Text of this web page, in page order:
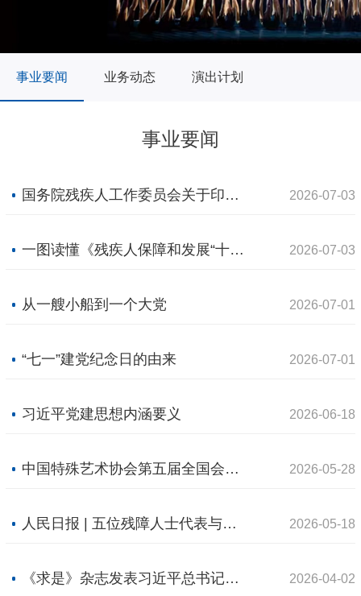
事业要闻 业务动态 演出计划
事业要闻
国务院残疾人工作委员会关于印发《残疾人保障和发展“十五五”规划》的通知 残工委发〔2026〕4号 2026-07-03
一图读懂《残疾人保障和发展“十五五”规划》 2026-07-03
从一艘小船到一个大党 2026-07-01
“七一”建党纪念日的由来 2026-07-01
习近平党建思想内涵要义 2026-06-18
中国特殊艺术协会第五届全国会员代表大会暨第五届全国理事会第一次会议召开 2026-05-28
人民日报 | 五位残障人士代表与中外记者交流以奋斗超越自我 让梦想绽放光彩（权威发布） 2026-05-18
《求是》杂志发表习近平总书记重要文章《树立和践行正确政绩观》 2026-04-02